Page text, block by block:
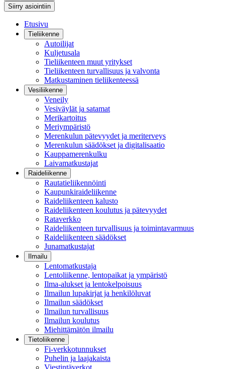
Siirry asiointiin
Etusivu
Tieliikenne
Autoilijat
Kuljetusala
Tieliikenteen muut yritykset
Tieliikenteen turvallisuus ja valvonta
Matkustaminen tieliikenteessä
Vesiliikenne
Veneily
Vesiväylät ja satamat
Merikartoitus
Meriympäristö
Merenkulun pätevyydet ja meriterveys
Merenkulun säädökset ja digitalisaatio
Kauppamerenkulku
Laivamatkustajat
Raideliikenne
Rautatieliikennöinti
Kaupunkiraideliikenne
Raideliikenteen kalusto
Raideliikenteen koulutus ja pätevyydet
Rataverkko
Raideliikenteen turvallisuus ja toimintavarmuus
Raideliikenteen säädökset
Junamatkustajat
Ilmailu
Lentomatkustaja
Lentoliikenne, lentopaikat ja ympäristö
Ilma-alukset ja lentokelpoisuus
Ilmailun lupakirjat ja henkilöluvat
Ilmailun säädökset
Ilmailun turvallisuus
Ilmailun koulutus
Miehittämätön ilmailu
Tietoliikenne
Fi-verkkotunnukset
Puhelin ja laajakaista
Viestintäverkot